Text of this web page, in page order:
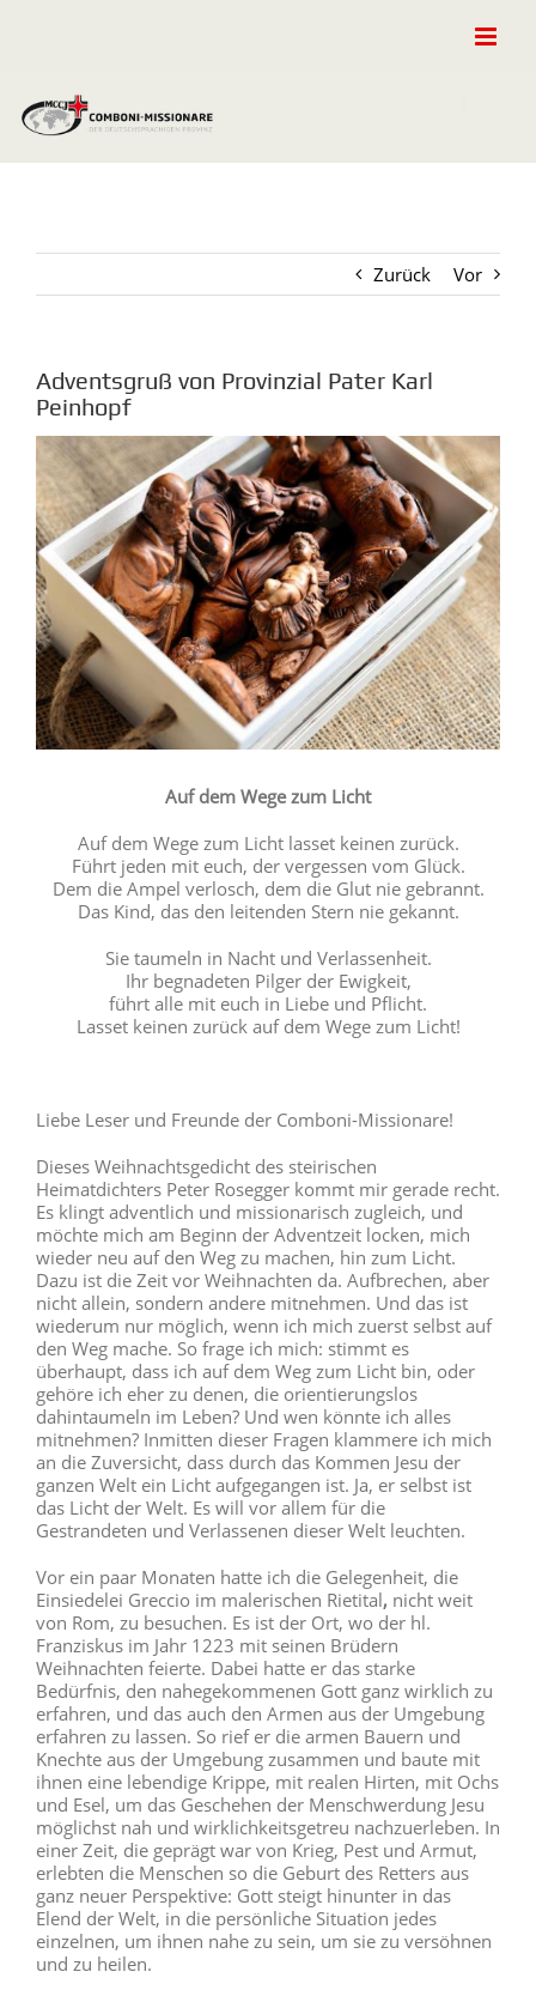
Zurück Vor
Adventsgruß von Provinzial Pater Karl
Peinhopf
Zeige
grösseres
Bild
Auf dem Wege zum Licht
Auf dem Wege zum Licht lasset keinen zurück.
Führt jeden mit euch, der vergessen vom Glück.
Dem die Ampel verlosch, dem die Glut nie gebrannt.
Das Kind, das den leitenden Stern nie gekannt.
Sie taumeln in Nacht und Verlassenheit.
Ihr begnadeten Pilger der Ewigkeit,
führt alle mit euch in Liebe und Pflicht.
Lasset keinen zurück auf dem Wege zum Licht!
Liebe Leser und Freunde der Comboni-Missionare!
Dieses Weihnachtsgedicht des steirischen
Heimatdichters Peter Rosegger kommt mir gerade recht.
Es klingt adventlich und missionarisch zugleich, und
möchte mich am Beginn der Adventzeit locken, mich
wieder neu auf den Weg zu machen, hin zum Licht.
Dazu ist die Zeit vor Weihnachten da. Aufbrechen, aber
nicht allein, sondern andere mitnehmen. Und das ist
wiederum nur möglich, wenn ich mich zuerst selbst auf
den Weg mache. So frage ich mich: stimmt es
überhaupt, dass ich auf dem Weg zum Licht bin, oder
gehöre ich eher zu denen, die orientierungslos
dahintaumeln im Leben? Und wen könnte ich alles
mitnehmen? Inmitten dieser Fragen klammere ich mich
an die Zuversicht, dass durch das Kommen Jesu der
ganzen Welt ein Licht aufgegangen ist. Ja, er selbst ist
das Licht der Welt. Es will vor allem für die
Gestrandeten und Verlassenen dieser Welt leuchten.
Vor ein paar Monaten hatte ich die Gelegenheit, die
Einsiedelei Greccio im malerischen Rietital, nicht weit
von Rom, zu besuchen. Es ist der Ort, wo der hl.
Franziskus im Jahr 1223 mit seinen Brüdern
Weihnachten feierte. Dabei hatte er das starke
Bedürfnis, den nahegekommenen Gott ganz wirklich zu
erfahren, und das auch den Armen aus der Umgebung
erfahren zu lassen. So rief er die armen Bauern und
Knechte aus der Umgebung zusammen und baute mit
ihnen eine lebendige Krippe, mit realen Hirten, mit Ochs
und Esel, um das Geschehen der Menschwerdung Jesu
möglichst nah und wirklichkeitsgetreu nachzuerleben. In
einer Zeit, die geprägt war von Krieg, Pest und Armut,
erlebten die Menschen so die Geburt des Retters aus
ganz neuer Perspektive: Gott steigt hinunter in das
Elend der Welt, in die persönliche Situation jedes
einzelnen, um ihnen nahe zu sein, um sie zu versöhnen
und zu heilen.